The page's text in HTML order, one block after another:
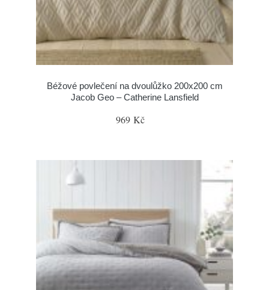
Béžové povlečení na dvoulůžko 200x200 cm
Jacob Geo – Catherine Lansfield
969 Kč